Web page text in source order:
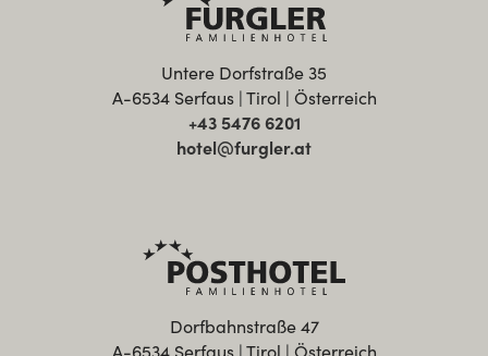
Untere Dorfstraße 35
A-6534 Serfaus | Tirol | Österreich
+43 5476 6201
hotel@furgler.at
Dorfbahnstraße 47